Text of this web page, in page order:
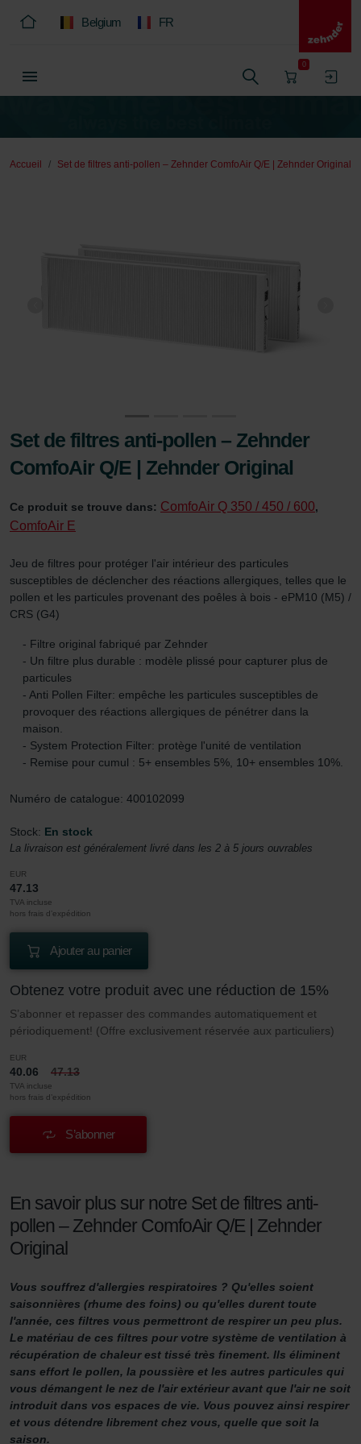
Belgium FR
0
Accueil Set de filtres anti-pollen – Zehnder ComfoAir Q/E | Zehnder Original
Set de filtres anti-pollen – Zehnder
ComfoAir Q/E | Zehnder Original
Ce produit se trouve dans: ComfoAir Q 350 / 450 / 600,
ComfoAir E
Jeu de filtres pour protéger l'air intérieur des particules
susceptibles de déclencher des réactions allergiques, telles que le
pollen et les particules provenant des poêles à bois - ePM10 (M5) /
CRS (G4)
- Filtre original fabriqué par Zehnder
- Un filtre plus durable : modèle plissé pour capturer plus de
particules
- Anti Pollen Filter: empêche les particules susceptibles de
provoquer des réactions allergiques de pénétrer dans la
maison.
- System Protection Filter: protège l'unité de ventilation
- Remise pour cumul : 5+ ensembles 5%, 10+ ensembles 10%.
Numéro de catalogue: 400102099
Stock: En stock
La livraison est généralement livré dans les 2 à 5 jours ouvrables
EUR
47.13
TVA incluse
hors frais d’expédition
Ajouter au panier
Obtenez votre produit avec une réduction de 15%
S’abonner et repasser des commandes automatiquement et
périodiquement! (Offre exclusivement réservée aux particuliers)
EUR
40.06 47.13
TVA incluse
hors frais d’expédition
S’abonner
En savoir plus sur notre Set de filtres anti-
pollen – Zehnder ComfoAir Q/E | Zehnder
Original
Vous souffrez d'allergies respiratoires ? Qu'elles soient
saisonnières (rhume des foins) ou qu'elles durent toute
l'année, ces filtres vous permettront de respirer un peu plus.
Le matériau de ces filtres pour votre système de ventilation à
récupération de chaleur est tissé très finement. Ils éliminent
sans effort le pollen, la poussière et les autres particules qui
vous démangent le nez de l'air extérieur avant que l'air ne soit
introduit dans vos espaces de vie. Vous pouvez ainsi respirer
et vous détendre librement chez vous, quelle que soit la
saison.